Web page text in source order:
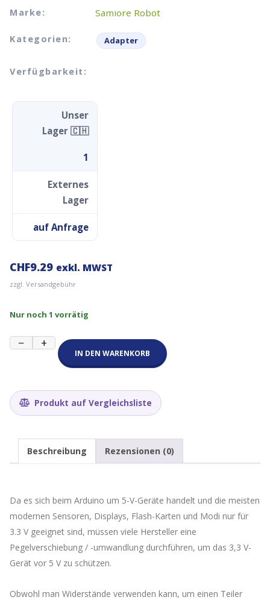
Marke: Samiore Robot
Kategorien: Adapter
Verfügbarkeit:
Unser
Lager 🇨🇭
1
Externes
Lager
auf Anfrage
CHF9.29 exkl. MWST
zzgl. Versandgebühr
Nur noch 1 vorrätig
−
8
Channel
Bidirectional
Converter
5V/3.3V
Shifter)
Menge
+
IN DEN WARENKORB
Produkt auf Vergleichsliste
Beschreibung Rezensionen (0)
Da es sich beim Arduino um 5-V-Geräte handelt und die meisten
modernen Sensoren, Displays, Flash-Karten und Modi nur für
3.3 V geeignet sind, müssen viele Hersteller eine
Pegelverschiebung / -umwandlung durchführen, um das 3,3 V-
Gerät vor 5 V zu schützen.
Obwohl man Widerstände verwenden kann, um einen Teiler